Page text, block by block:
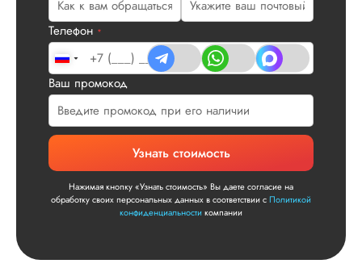
Телефон *
Ваш промокод
Узнать стоимость
Нажимая кнопку «Узнать стоимость» Вы даете согласие на
обработку своих персональных данных в соответствии сПолитикой
конфиденциальностикомпании
Читаем ваши слова
улыбкой! Спасибо.
Ответ от
Сергей
Вид работы:
2025-11-15
Диссертация по